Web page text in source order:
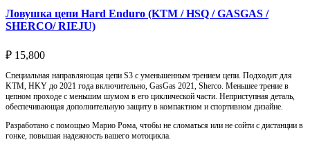
Ловушка цепи Hard Enduro (KTM / HSQ / GASGAS /
SHERCO/ RIEJU)
₽ 15,800
Специальная направляющая цепи S3 с уменьшенным трением цепи. Подходит для
KTM, HKY до 2021 года включительно, GasGas 2021, Sherco. Меньшее трение в
цепном проходе с меньшим шумом в его циклической части. Неприступная деталь,
обеспечивающая дополнительную защиту в компактном и спортивном дизайне.
Разработано с помощью Марио Рома, чтобы не сломаться или не сойти с дистанции в
гонке, повышая надежность вашего мотоцикла.